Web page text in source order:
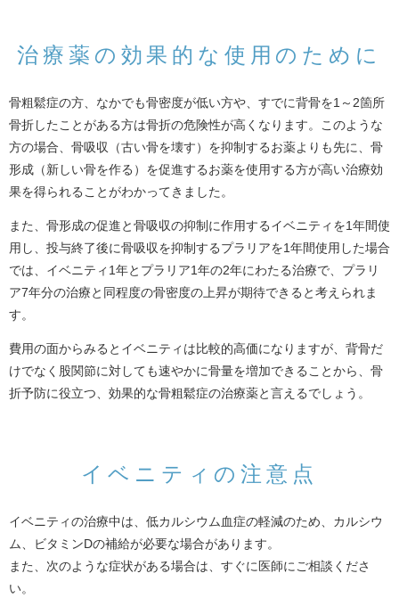
治療薬の効果的な使用のために
骨粗鬆症の方、なかでも骨密度が低い方や、すでに背骨を1～2箇所
骨折したことがある方は骨折の危険性が高くなります。このような
方の場合、骨吸収（古い骨を壊す）を抑制するお薬よりも先に、骨
形成（新しい骨を作る）を促進するお薬を使用する方が高い治療効
果を得られることがわかってきました。
また、骨形成の促進と骨吸収の抑制に作用するイベニティを1年間使
用し、投与終了後に骨吸収を抑制するプラリアを1年間使用した場合
では、イベニティ1年とプラリア1年の2年にわたる治療で、プラリ
ア7年分の治療と同程度の骨密度の上昇が期待できると考えられま
す。
費用の面からみるとイベニティは比較的高価になりますが、背骨だ
けでなく股関節に対しても速やかに骨量を増加できることから、骨
折予防に役立つ、効果的な骨粗鬆症の治療薬と言えるでしょう。
イベニティの注意点
イベニティの治療中は、低カルシウム血症の軽減のため、カルシウ
ム、ビタミンDの補給が必要な場合があります。
また、次のような症状がある場合は、すぐに医師にご相談くださ
い。